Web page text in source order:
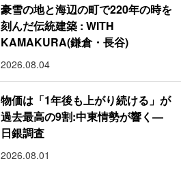
豪雪の地と海辺の町で220年の時を
刻んだ伝統建築 : WITH
KAMAKURA(鎌倉・長谷)
2026.08.04
物価は「1年後も上がり続ける」が
過去最高の9割:中東情勢が響く―
日銀調査
2026.08.01